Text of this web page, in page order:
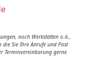
noch Werkstätten o.ä.,
die Sie Ihre Anrufe und Post
Terminvereinbarung gerne